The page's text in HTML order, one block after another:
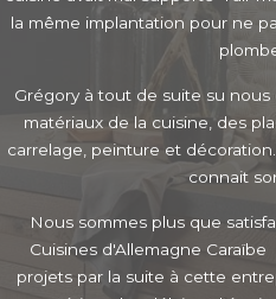
la même implantation pour ne
Grégory à tout de suite su
matériaux de la cuisine, des
carrelage, peinture et
connait
Nous sommes plus que
Cuisines d'Allemagne
projets par la suite à cette